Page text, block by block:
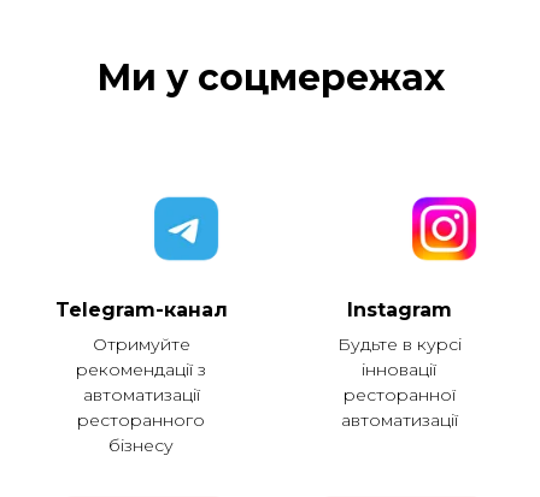
Ми у соцмережах
Telegram-канал
Отримуйте
рекомендації з
автоматизації
ресторанного
бізнесу
Instagram
Будьте в курсі
інновації
ресторанної
автоматизації